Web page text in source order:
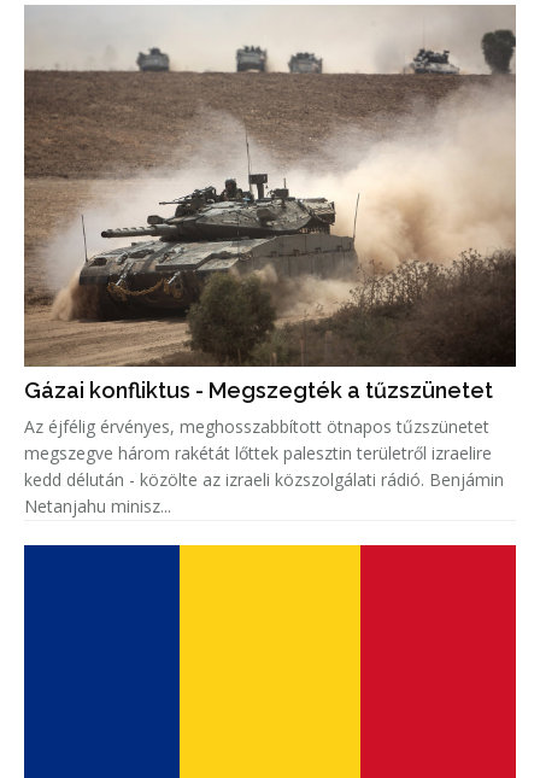
Gázai konfliktus - Megszegték a tűzszünetet
Az éjfélig érvényes, meghosszabbított ötnapos tűzszünetet
megszegve három rakétát lőttek palesztin területről izraelire
kedd délután - közölte az izraeli közszolgálati rádió. Benjámin
Netanjahu minisz...